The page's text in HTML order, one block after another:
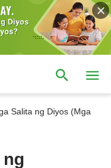
Salita ng Diyos (Mga